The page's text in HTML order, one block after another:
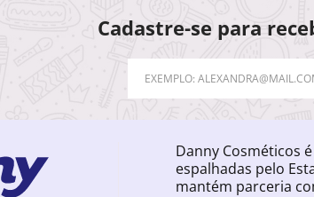
Cadastre-se para
Danny Cosméticos
espalhadas pelo
mantém parceria